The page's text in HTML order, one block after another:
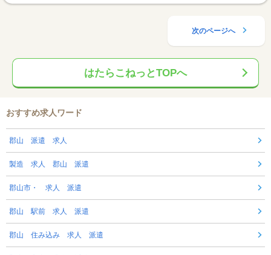
次のページへ
はたらこねっとTOPへ
おすすめ求人ワード
郡山 派遣 求人
製造 求人 郡山 派遣
郡山市・ 求人 派遣
郡山 駅前 求人 派遣
郡山 住み込み 求人 派遣